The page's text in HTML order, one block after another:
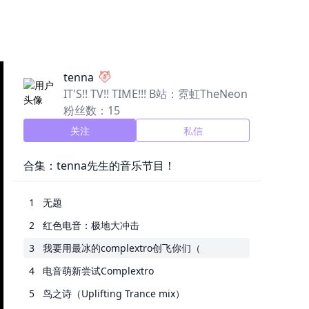
tenna
IT'S!! TV!! TIME!!! B站：霓虹TheNeon
粉丝数：15
关注 私信
合集：tenna先生的音乐节目！
1
无题
2
红色电音：极地大冲击
3
我要用最冰的complextro创飞你们（
4
电音萌新尝试Complextro
5
鸟之诗（Uplifting Trance mix）